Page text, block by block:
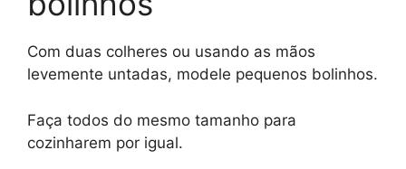
Com duas colheres ou usando as mãos
levemente untadas, modele pequenos bolinhos.
Faça todos do mesmo tamanho para
cozinharem por igual.